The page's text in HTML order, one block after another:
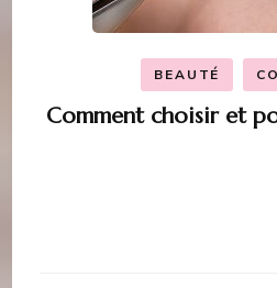
BEAUTÉ
Comment choisir et